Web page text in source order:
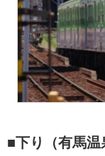
■下り（有馬